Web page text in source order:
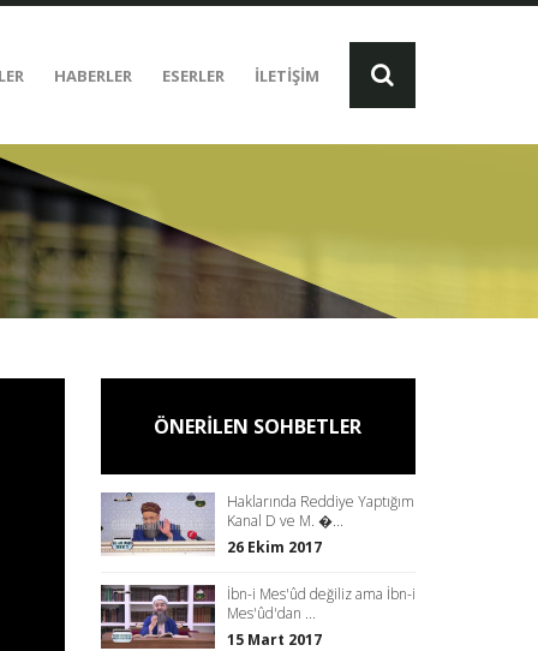
HABERLER ESERLER İLETİŞİM
ÖNERİLEN SOHBETLER
Haklarında Reddiye Yaptığım
Kanal D ve M. �...
26 Ekim 2017
İbn-i Mes'ûd değiliz ama İbn-i
Mes'ûd'dan ...
15 Mart 2017